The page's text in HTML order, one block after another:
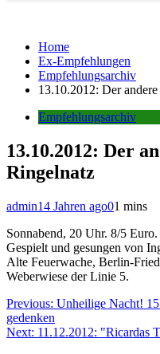
Home
Ex-Empfehlungen
Empfehlungsarchiv
13.10.2012: Der
Empfehlungsarchiv
13.10.2012: Der
Ringelnatz
admin14 Jahren ago01 mins
Sonnabend, 20 Uhr. 8/5 Euro.
Gespielt und gesungen von
Alte Feuerwache, Berlin-
Weberwiese der Linie 5.
Beitragsnavigation
Previous: Unheilige Nacht!
gedenken
Next: 11.12.2012: "Ricardas